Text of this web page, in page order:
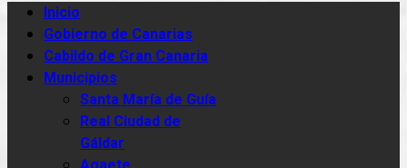
Inicio
Gobierno de Canarias
Cabildo de Gran Canaria
Municipios
Santa María de Guía
Real Ciudad de
Gáldar